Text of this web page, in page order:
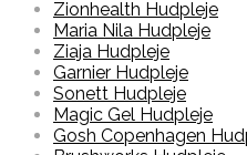
Zionhealth Hudpleje
Maria Nila Hudpleje
Ziaja Hudpleje
Garnier Hudpleje
Sonett Hudpleje
Magic Gel Hudpleje
Gosh Copenhagen